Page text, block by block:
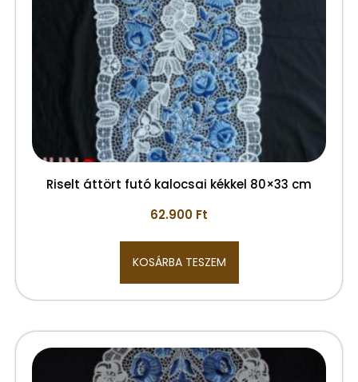
Riselt áttört futó kalocsai kékkel 80×33 cm
62.900 Ft
KOSÁRBA TESZEM